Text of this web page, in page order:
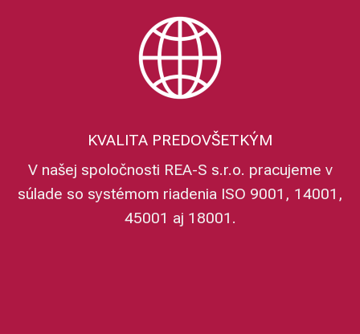
KVALITA PREDOVŠETKÝM
V našej spoločnosti REA-S s.r.o. pracujeme v
súlade so systémom riadenia ISO 9001, 14001,
45001 aj 18001.